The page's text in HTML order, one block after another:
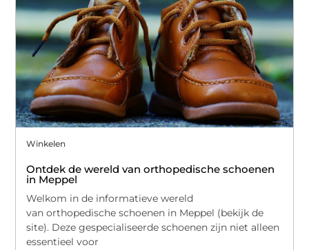
Winkelen
Ontdek de wereld van orthopedische schoenen
in Meppel
Welkom in de informatieve wereld
van orthopedische schoenen in Meppel (bekijk de
site). Deze gespecialiseerde schoenen zijn niet alleen
essentieel voor